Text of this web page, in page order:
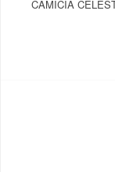
CAMICIA